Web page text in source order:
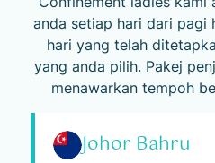
anda setiap hari dari pagi
hari yang telah
yang anda pilih. Pakej
menawarkan tempoh
Johor Bahru